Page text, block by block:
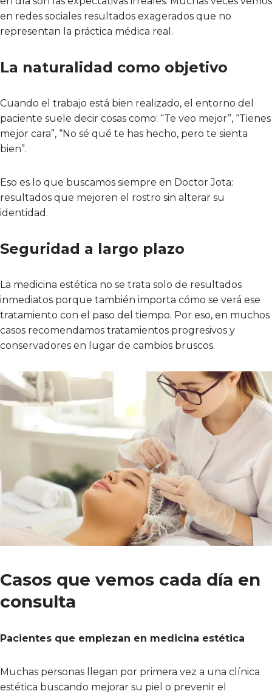
en redes sociales resultados exagerados que no
representan la práctica médica real.
La naturalidad como objetivo
Cuando el trabajo está bien realizado, el entorno del
paciente suele decir cosas como: “Te veo mejor”, “Tienes
mejor cara”, “No sé qué te has hecho, pero te sienta
bien”.
Eso es lo que buscamos siempre en Doctor Jota:
resultados que mejoren el rostro sin alterar su
identidad.
Seguridad a largo plazo
La medicina estética no se trata solo de resultados
inmediatos porque también importa cómo se verá ese
tratamiento con el paso del tiempo. Por eso, en muchos
casos recomendamos tratamientos progresivos y
conservadores en lugar de cambios bruscos.
Casos que vemos cada día en
consulta
Pacientes que empiezan en medicina estética
Muchas personas llegan por primera vez a una clínica
estética buscando mejorar su piel o prevenir el